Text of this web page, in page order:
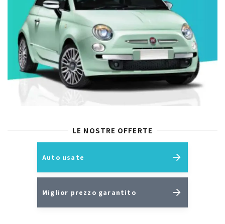
LE NOSTRE OFFERTE
Auto usate
Miglior prezzo garantito